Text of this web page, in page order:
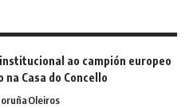
ao campión europeo
na Casa do Concello
Oleiros